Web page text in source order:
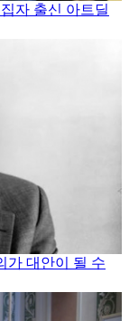
자 출신 아트딜
가 대안이 될 수